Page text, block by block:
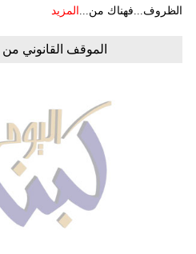
الظروف...فهناك من... المزيد
الموقف القانوني